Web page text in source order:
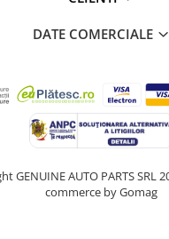
DATE COMERCIALE
GENUINE AUTO PARTS SRL
commerce by Gomag